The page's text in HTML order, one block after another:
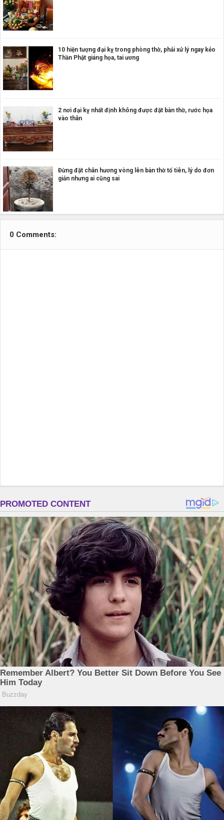
10 hiện tượng đại kỵ trong phòng thờ, phải xử lý ngay kẻo
Thần Phật giáng họa, tai ương
2 nơi đại kỵ nhất định không được đặt bàn thờ, rước họa
vào thân
Đừng đặt chân hương vòng lên bàn thờ tổ tiên, lý do đơn
giản nhưng ai cũng sai
0 Comments: